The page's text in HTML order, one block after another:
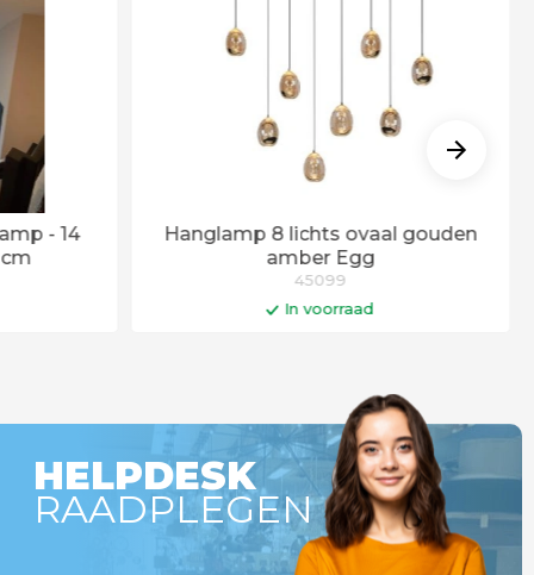
- 14
Hanglamp 8 lichts ovaal gouden
amber Egg
45099
In voorraad
HELPDESK
RAADPLEGEN